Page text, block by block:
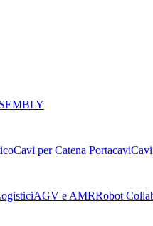
Cavi per Catena Portacavi
AGV e AMRRobot